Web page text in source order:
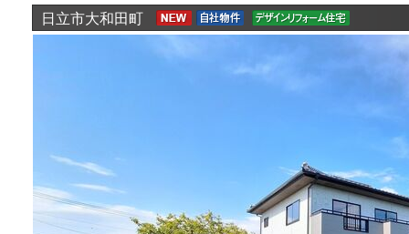
日立市大和田町